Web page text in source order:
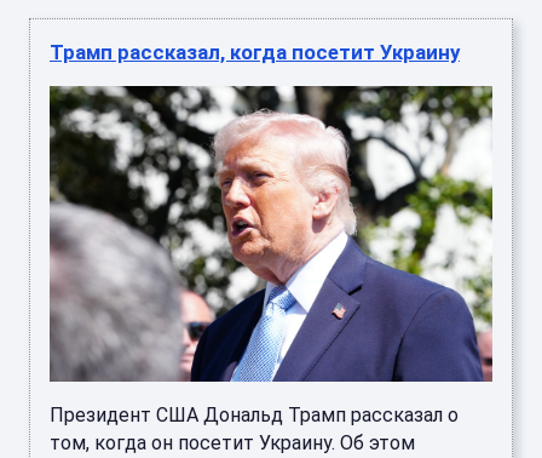
Трамп рассказал, когда посетит Украину
Президент США Дональд Трамп рассказал о
том, когда он посетит Украину. Об этом